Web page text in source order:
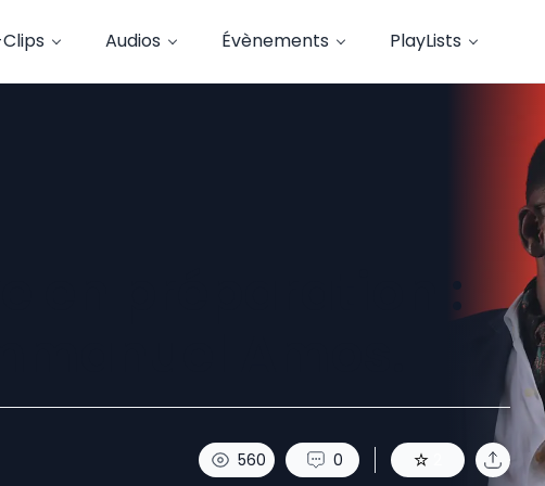
Audios Évènements PlayLists
en préparation :
560 0